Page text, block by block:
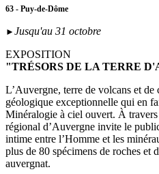
63 - Puy-de-Dôme
► Jusqu'au 31 octobre
EXPOSITION
"TRÉSORS DE LA TERRE
L’Auvergne, terre de volcans et de
géologique exceptionnelle qui en
Minéralogie à ciel ouvert. À
régional d’Auvergne invite le
intime entre l’Homme et les
plus de 80 spécimens de roches et
auvergnat.